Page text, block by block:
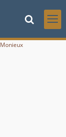
Monieux